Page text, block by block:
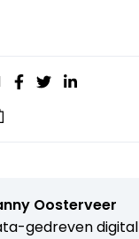
Oosterveer
gedreven